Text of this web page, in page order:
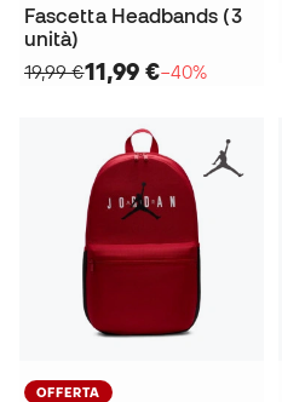
Fascetta Headbands (3
unità)
19,99 €11,99 €−40%
OFFERTA